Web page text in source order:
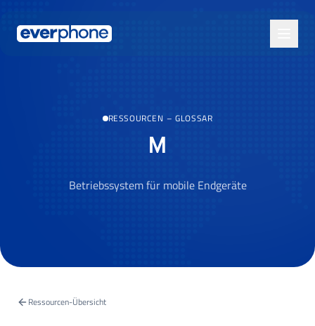
RESSOURCEN – GLOSSAR
M
Betriebssystem für mobile Endgeräte
Ressourcen-Übersicht